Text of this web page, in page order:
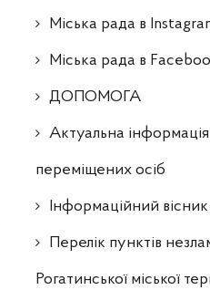
Міська рада в
Міська рада в
ДОПОМОГА
Актуальна
переміщених осіб
Інформаційний
Перелік пунктів
Рогатинської міської